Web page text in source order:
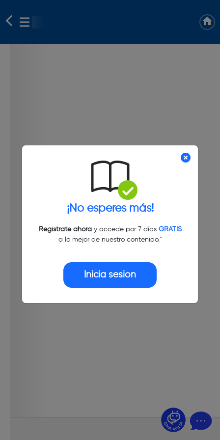
¡No esperes más!
Regístrate ahoray accede por 7 días GRATIS
a lo mejor de nuestro contenido."
Inicia sesión